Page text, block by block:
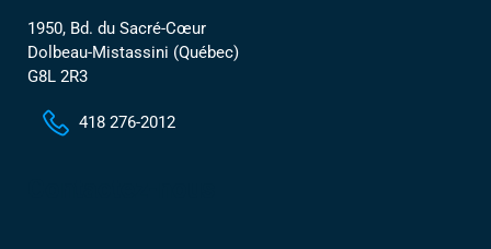
1950, Bd. du Sacré-Cœur
Dolbeau-Mistassini (Québec)
G8L 2R3
418 276-2012